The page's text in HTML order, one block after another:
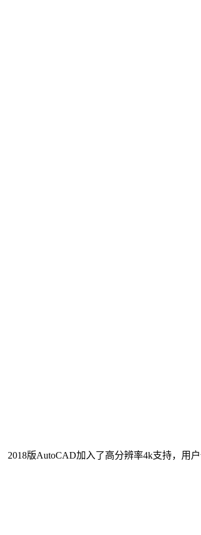
2018版AutoCAD加入了高分辨率4k支持，